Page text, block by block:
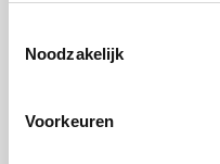
Noodzakelijk
Voorkeuren
schep er lekker wat